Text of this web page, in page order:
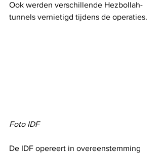
Ook werden verschillende Hezbollah-
tunnels vernietigd tijdens de operaties.
Foto IDF
De IDF opereert in overeenstemming